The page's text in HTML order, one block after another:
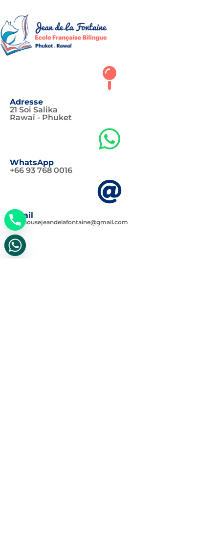
Adresse
21 Soi Salika
Rawaï - Phuket
WhatsApp
+66 93 768 0016
Email
lighthousejeandelafontaine@gmail.com